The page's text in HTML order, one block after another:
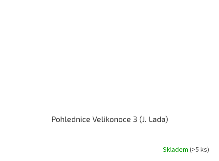
Pohlednice Velikonoce 3 (J. Lada)
Skladem (>5 ks)